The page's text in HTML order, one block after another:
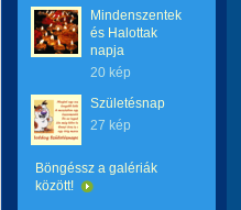
Mindenszentek
és Halottak
napja
20 kép
Születésnap
27 kép
Böngéssz a galériák
között!